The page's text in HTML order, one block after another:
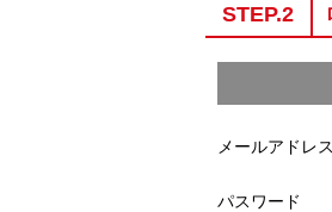
STEP.2
メールアドレス
パスワード